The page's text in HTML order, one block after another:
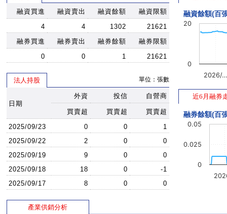
融資買進 融資賣出 融資餘額
融資限額
4
4 1302
21621
融券買進
融券賣出 融券餘額
融券限額
0
0 1 21621
法人持股 單位：張數
日期
外資 投信 自營商
買賣超 買賣超
買賣超
2025/09/23
0 0
1
2025/09/22
2 0
0
2025/09/19
9 0
0
2025/09/18
18 0
-1
2025/09/17
8 0 0
融資餘額(百
2026/
0
20
近6月融券
融券餘額(百
0
0.025
0.05
產業供銷分析